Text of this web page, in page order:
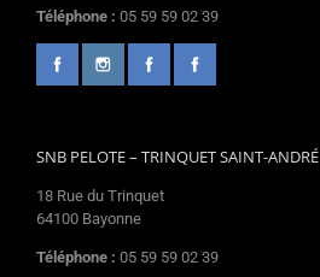
Téléphone : 05 59 59 02 39
SNB PELOTE – TRINQUET SAINT-ANDRÉ
18 Rue du Trinquet
64100 Bayonne
Téléphone : 05 59 59 02 39